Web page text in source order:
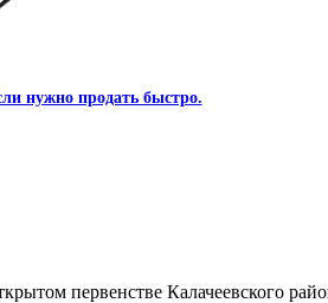
нужно продать быстро.
первенстве Калачеевского